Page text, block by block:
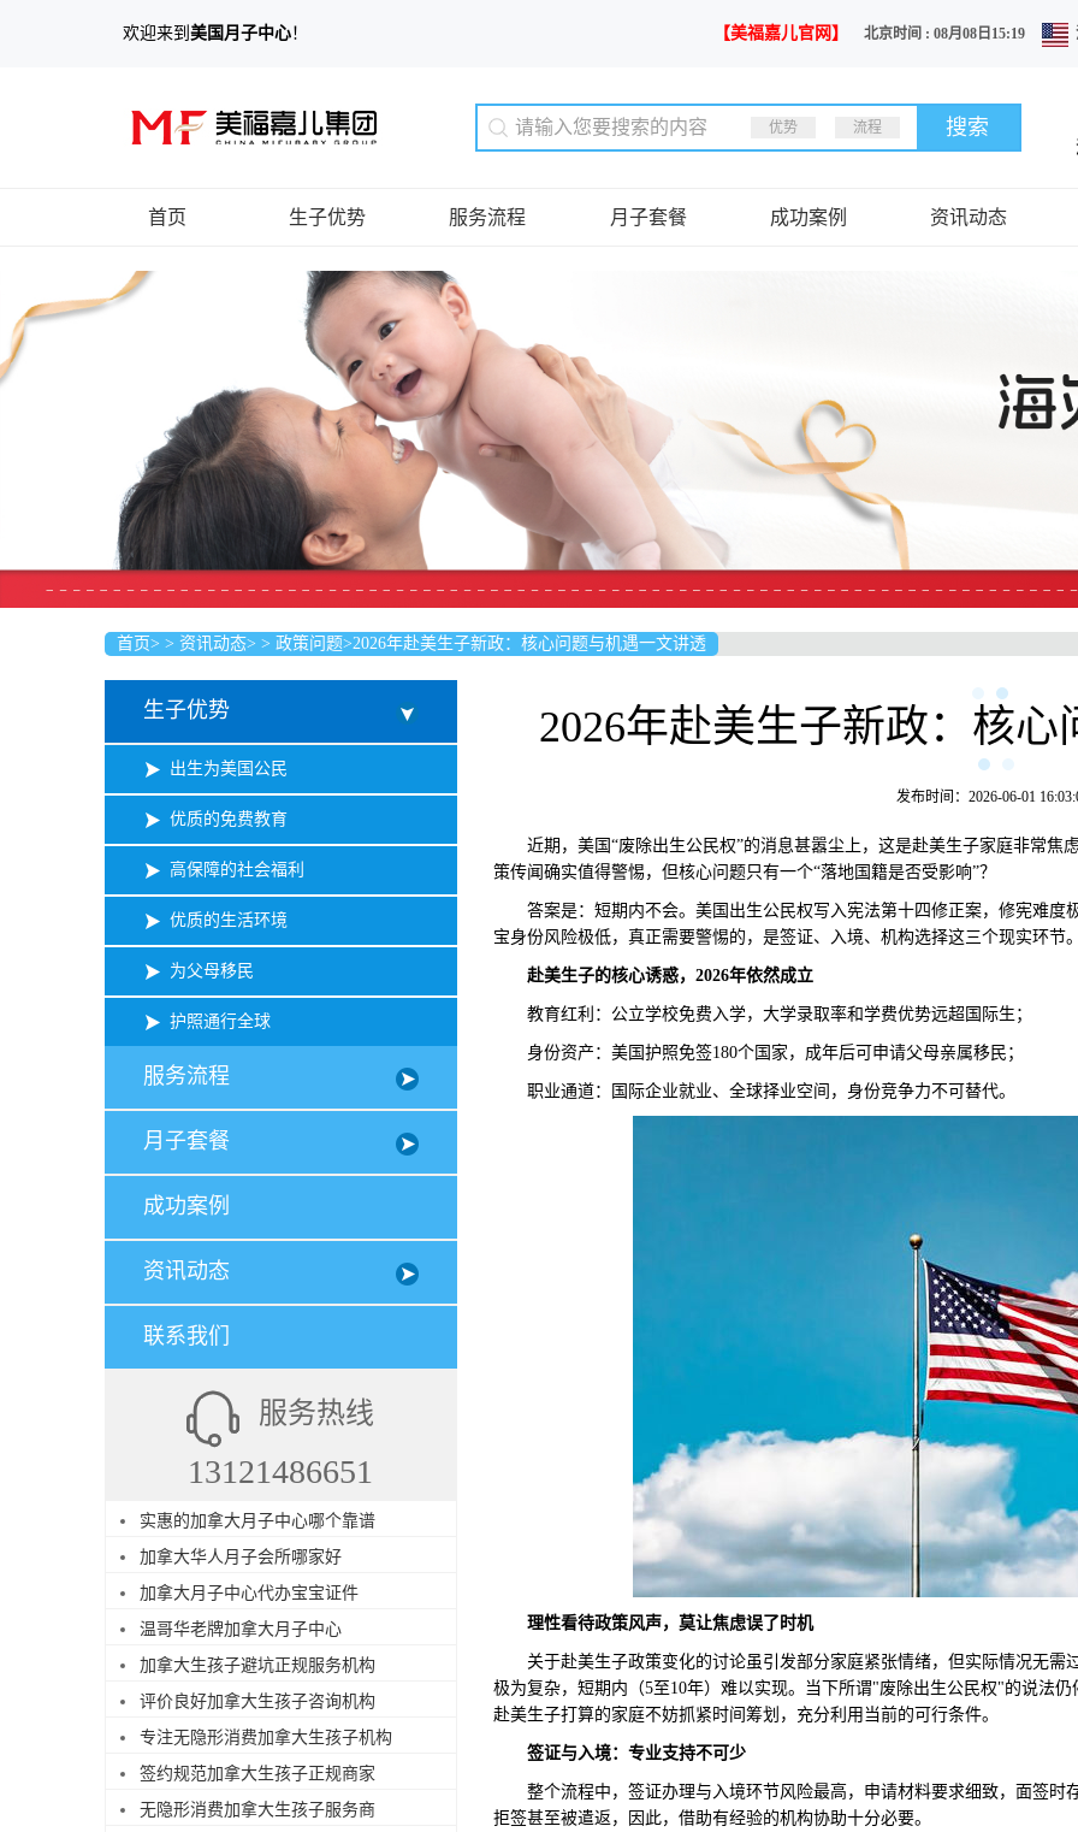
欢迎来到 美国月子中心！ 【美福嘉儿官网】 北京时间 : 08月08日15:19
优势 流程
首页 生子优势 服务流程 月子套餐 成功案例 资讯动态
首页> > 资讯动态> > 政策问题>2026年赴美生子新政：核心问题与机遇一文讲透
生子优势
出生为美国公民
优质的免费教育
高保障的社会福利
优质的生活环境
为父母移民
护照通行全球
服务流程
月子套餐
成功案例
资讯动态
联系我们
服务热线
13121486651
实惠的加拿大月子中心哪个靠谱
加拿大华人月子会所哪家好
加拿大月子中心代办宝宝证件
温哥华老牌加拿大月子中心
加拿大生孩子避坑正规服务机构
评价良好加拿大生孩子咨询机构
专注无隐形消费加拿大生孩子机构
签约规范加拿大生孩子正规商家
无隐形消费加拿大生孩子服务商
2026年赴美生子新政：核
发布时间：2026-06-01
近期，美国“废除出生公民权”的消息甚嚣尘上，这是赴美生子家庭非常焦
策传闻确实值得警惕，但核心问题只有一个“落地国籍是否受影响”？
答案是：短期内不会。美国出生公民权写入宪法第十四修正案，修宪难度
宝身份风险极低，真正需要警惕的，是签证、入境、机构选择这三个现实环节
赴美生子的核心诱惑，2026年依然成立
教育红利：公立学校免费入学，大学录取率和学费优势远超国际生；
身份资产：美国护照免签180个国家，成年后可申请父母亲属移民；
职业通道：国际企业就业、全球择业空间，身份竞争力不可替代。
理性看待政策风声，莫让焦虑误了时机
关于赴美生子政策变化的讨论虽引发部分家庭紧张情绪，但实际情况无需
极为复杂，短期内（5至10年）难以实现。当下所谓"废除出生公民权"的说法
赴美生子打算的家庭不妨抓紧时间筹划，充分利用当前的可行条件。
签证与入境：专业支持不可少
整个流程中，签证办理与入境环节风险最高，申请材料要求细致，面签时
拒签甚至被遣返，因此，借助有经验的机构协助十分必要。